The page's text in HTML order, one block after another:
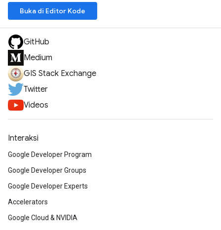
Buka di Editor Kode
GitHub
Medium
GIS Stack Exchange
Twitter
Videos
Interaksi
Google Developer Program
Google Developer Groups
Google Developer Experts
Accelerators
Google Cloud & NVIDIA